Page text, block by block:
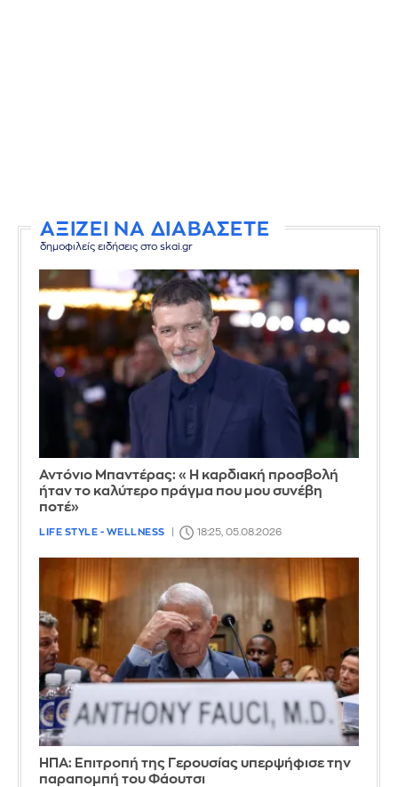
ΑΞΙΖΕΙ ΝΑ ΔΙΑΒΑΣΕΤΕ
δημοφιλείς ειδήσεις στο skai.gr
Αντόνιο Μπαντέρας: «Η καρδιακή προσβολή
ήταν το καλύτερο πράγμα που μου συνέβη
ποτέ»
LIFE STYLE - WELLNESS 18:25, 05.08.2026
ΗΠΑ: Επιτροπή της Γερουσίας υπερψήφισε την
παραπομπή του Φάουτσι